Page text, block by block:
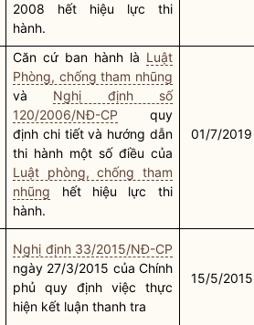
2008 hết hiệu lực thi
hành.
Căn cứ ban hành là Luật
Phòng, chống tham nhũng
và Nghị định số
120/2006/NĐ-CP quy
định chi tiết và hướng dẫn
thi hành một số điều của
Luật phòng, chống tham
nhũng hết hiệu lực thi
hành.
01/7/2019
Nghị định 33/2015/NĐ-CP
ngày 27/3/2015 của Chính
phủ quy định việc thực
hiện kết luận thanh tra
15/5/2015